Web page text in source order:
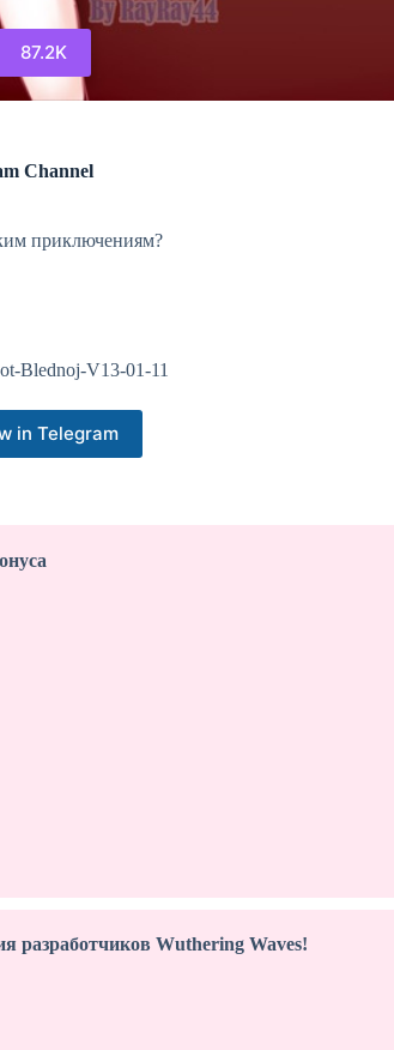
87.2K
Channel
приключениям?
Blednoj-V13-01-11
in Telegram
разработчиков Wuthering Waves!